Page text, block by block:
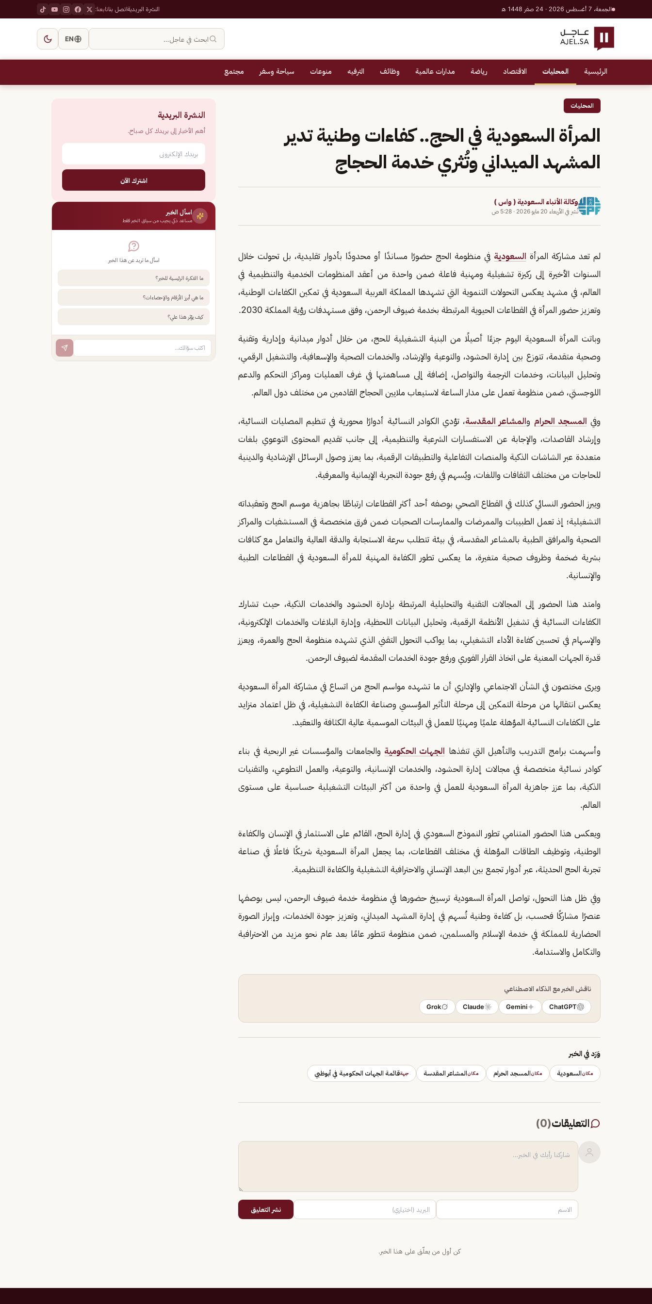
الجمعة، 7 أغسطس 2026 · 24 صفر 1448 هـ النشرة البريديةاتصل بناتابعنا:
ابحث في عاجل… EN
الرئيسية المحليات الاقتصاد رياضة مدارات عالمية وظائف الترفيه منوعات سياحة وسفر مجتمع
المحليات
المرأة السعودية في الحج.. كفاءات وطنية تدير
المشهد الميداني وتُثري خدمة الحجاج
وكالة الأنباء السعودية ( واس )
نُشر في الأربعاء 20 مايو 2026 · 5:28 ص
لم تعد مشاركة المرأة السعودية في منظومة الحج حضورًا مساندًا أو محدودًا بأدوار تقليدية، بل تحولت خلال
السنوات الأخيرة إلى ركيزة تشغيلية ومهنية فاعلة ضمن واحدة من أعقد المنظومات الخدمية والتنظيمية في
العالم، في مشهد يعكس التحولات التنموية التي تشهدها المملكة العربية السعودية في تمكين الكفاءات الوطنية،
وتعزيز حضور المرأة في القطاعات الحيوية المرتبطة بخدمة ضيوف الرحمن، وفق مستهدفات رؤية المملكة 2030.
وباتت المرأة السعودية اليوم جزءًا أصيلًا من البنية التشغيلية للحج، من خلال أدوار ميدانية وإدارية وتقنية
وصحية متقدمة، تتوزع بين إدارة الحشود، والتوعية والإرشاد، والخدمات الصحية والإسعافية، والتشغيل الرقمي،
وتحليل البيانات، وخدمات الترجمة والتواصل، إضافة إلى مساهمتها في غرف العمليات ومراكز التحكم والدعم
اللوجستي، ضمن منظومة تعمل على مدار الساعة لاستيعاب ملايين الحجاج القادمين من مختلف دول العالم.
وفي المسجد الحرام والمشاعر المقدسة، تؤدي الكوادر النسائية أدوارًا محورية في تنظيم المصليات النسائية،
وإرشاد القاصدات، والإجابة عن الاستفسارات الشرعية والتنظيمية، إلى جانب تقديم المحتوى التوعوي بلغات
متعددة عبر الشاشات الذكية والمنصات التفاعلية والتطبيقات الرقمية، بما يعزز وصول الرسائل الإرشادية والدينية
للحاجات من مختلف الثقافات واللغات، ويُسهم في رفع جودة التجربة الإيمانية والمعرفية.
ويبرز الحضور النسائي كذلك في القطاع الصحي بوصفه أحد أكثر القطاعات ارتباطًا بجاهزية موسم الحج وتعقيداته
التشغيلية؛ إذ تعمل الطبيبات والممرضات والممارسات الصحيات ضمن فرق متخصصة في المستشفيات والمراكز
الصحية والمرافق الطبية بالمشاعر المقدسة، في بيئة تتطلب سرعة الاستجابة والدقة العالية والتعامل مع كثافات
بشرية ضخمة وظروف صحية متغيرة، ما يعكس تطور الكفاءة المهنية للمرأة السعودية في القطاعات الطبية
والإنسانية.
وامتد هذا الحضور إلى المجالات التقنية والتحليلية المرتبطة بإدارة الحشود والخدمات الذكية، حيث تشارك
الكفاءات النسائية في تشغيل الأنظمة الرقمية، وتحليل البيانات اللحظية، وإدارة البلاغات والخدمات الإلكترونية،
والإسهام في تحسين كفاءة الأداء التشغيلي، بما يواكب التحول التقني الذي تشهده منظومة الحج والعمرة، ويعزز
قدرة الجهات المعنية على اتخاذ القرار الفوري ورفع جودة الخدمات المقدمة لضيوف الرحمن.
ويرى مختصون في الشأن الاجتماعي والإداري أن ما تشهده مواسم الحج من اتساع في مشاركة المرأة السعودية
يعكس انتقالها من مرحلة التمكين إلى مرحلة التأثير المؤسسي وصناعة الكفاءة التشغيلية، في ظل اعتماد متزايد
على الكفاءات النسائية المؤهلة علميًا ومهنيًا للعمل في البيئات الموسمية عالية الكثافة والتعقيد.
وأسهمت برامج التدريب والتأهيل التي تنفذها الجهات الحكومية والجامعات والمؤسسات غير الربحية في بناء
كوادر نسائية متخصصة في مجالات إدارة الحشود، والخدمات الإنسانية، والتوعية، والعمل التطوعي، والتقنيات
الذكية، بما عزز جاهزية المرأة السعودية للعمل في واحدة من أكثر البيئات التشغيلية حساسية على مستوى
العالم.
ويعكس هذا الحضور المتنامي تطور النموذج السعودي في إدارة الحج، القائم على الاستثمار في الإنسان والكفاءة
الوطنية، وتوظيف الطاقات المؤهلة في مختلف القطاعات، بما يجعل المرأة السعودية شريكًا فاعلًا في صناعة
تجربة الحج الحديثة، عبر أدوار تجمع بين البعد الإنساني والاحترافية التشغيلية والكفاءة التنظيمية.
وفي ظل هذا التحول، تواصل المرأة السعودية ترسيخ حضورها في منظومة خدمة ضيوف الرحمن، ليس بوصفها
عنصرًا مشاركًا فحسب، بل كفاءة وطنية تُسهم في إدارة المشهد الميداني، وتعزيز جودة الخدمات، وإبراز الصورة
الحضارية للمملكة في خدمة الإسلام والمسلمين، ضمن منظومة تتطور عامًا بعد عام نحو مزيد من الاحترافية
والتكامل والاستدامة.
ناقش الخبر مع الذكاء الاصطناعي
ChatGPT
Gemini
Claude
Grok
وَرَد في الخبر
مكانالسعودية مكانالمسجد الحرام مكانالمشاعر المقدسة جهةقائمة الجهات الحكومية في أبوظبي
التعليقات(
0
)
نشر التعليق
كن أول من يعلّق على هذا الخبر.
النشرة البريدية
أهم الأخبار إلى بريدك كل صباح.
اشترك الآن
اسأل الخبر
مساعد ذكي يجيب من سياق الخبر فقط
اسأل ما تريد عن هذا الخبر
ما الفكرة الرئيسية للخبر؟
ما هي أبرز الأرقام والإحصاءات؟
كيف يؤثر هذا علي؟